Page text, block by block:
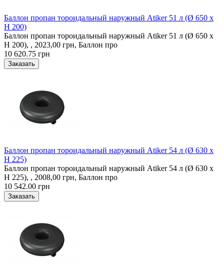
Баллон пропан тороидальный наружный Atiker 51 л (Ø 650 х
H 200)
Баллон пропан тороидальный наружный Atiker 51 л (Ø 650 х
H 200), , 2023,00 грн, Баллон про
10 620.75 грн
Баллон пропан тороидальный наружный Atiker 54 л (Ø 630 х
H 225)
Баллон пропан тороидальный наружный Atiker 54 л (Ø 630 х
H 225), , 2008,00 грн, Баллон про
10 542.00 грн